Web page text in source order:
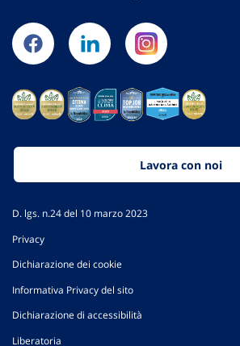
Lavora con noi
D. lgs. n.24 del 10 marzo 2023
Privacy
Dichiarazione dei cookie
Informativa Privacy del sito
Dichiarazione di accessibilità
Liberatoria